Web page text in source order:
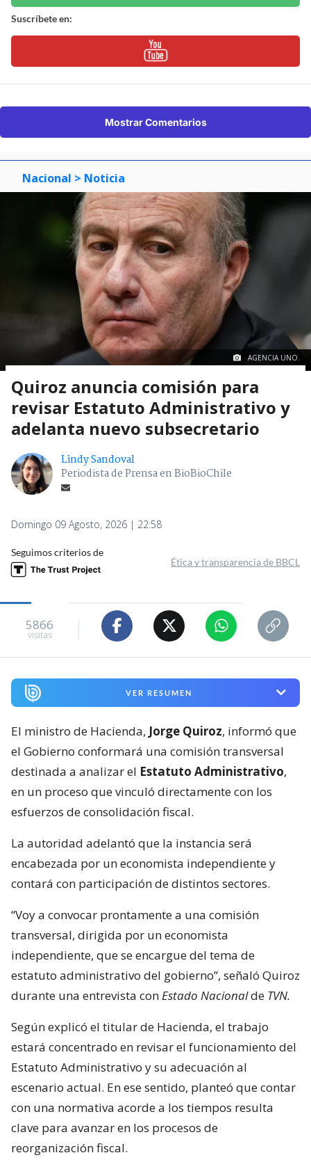
Suscríbete en:
Mostrar Comentarios
Nacional > Noticia
AGENCIA UNO.
Quiroz anuncia comisión para
revisar Estatuto Administrativo y
adelanta nuevo subsecretario
Lindy Sandoval
Periodista de Prensa en BioBioChile
Domingo 09 Agosto, 2026 | 22:58
Seguimos criterios de
Ética y transparencia de BBCL
5866
visitas
VER RESUMEN
El ministro de Hacienda, Jorge Quiroz, informó que
el Gobierno conformará una comisión transversal
destinada a analizar el Estatuto Administrativo,
en un proceso que vinculó directamente con los
esfuerzos de consolidación fiscal.
La autoridad adelantó que la instancia será
encabezada por un economista independiente y
contará con participación de distintos sectores.
“Voy a convocar prontamente a una comisión
transversal, dirigida por un economista
independiente, que se encargue del tema de
estatuto administrativo del gobierno”, señaló Quiroz
durante una entrevista con Estado Nacionalde TVN.
Según explicó el titular de Hacienda, el trabajo
estará concentrado en revisar el funcionamiento del
Estatuto Administrativo y su adecuación al
escenario actual. En ese sentido, planteó que contar
con una normativa acorde a los tiempos resulta
clave para avanzar en los procesos de
reorganización fiscal.